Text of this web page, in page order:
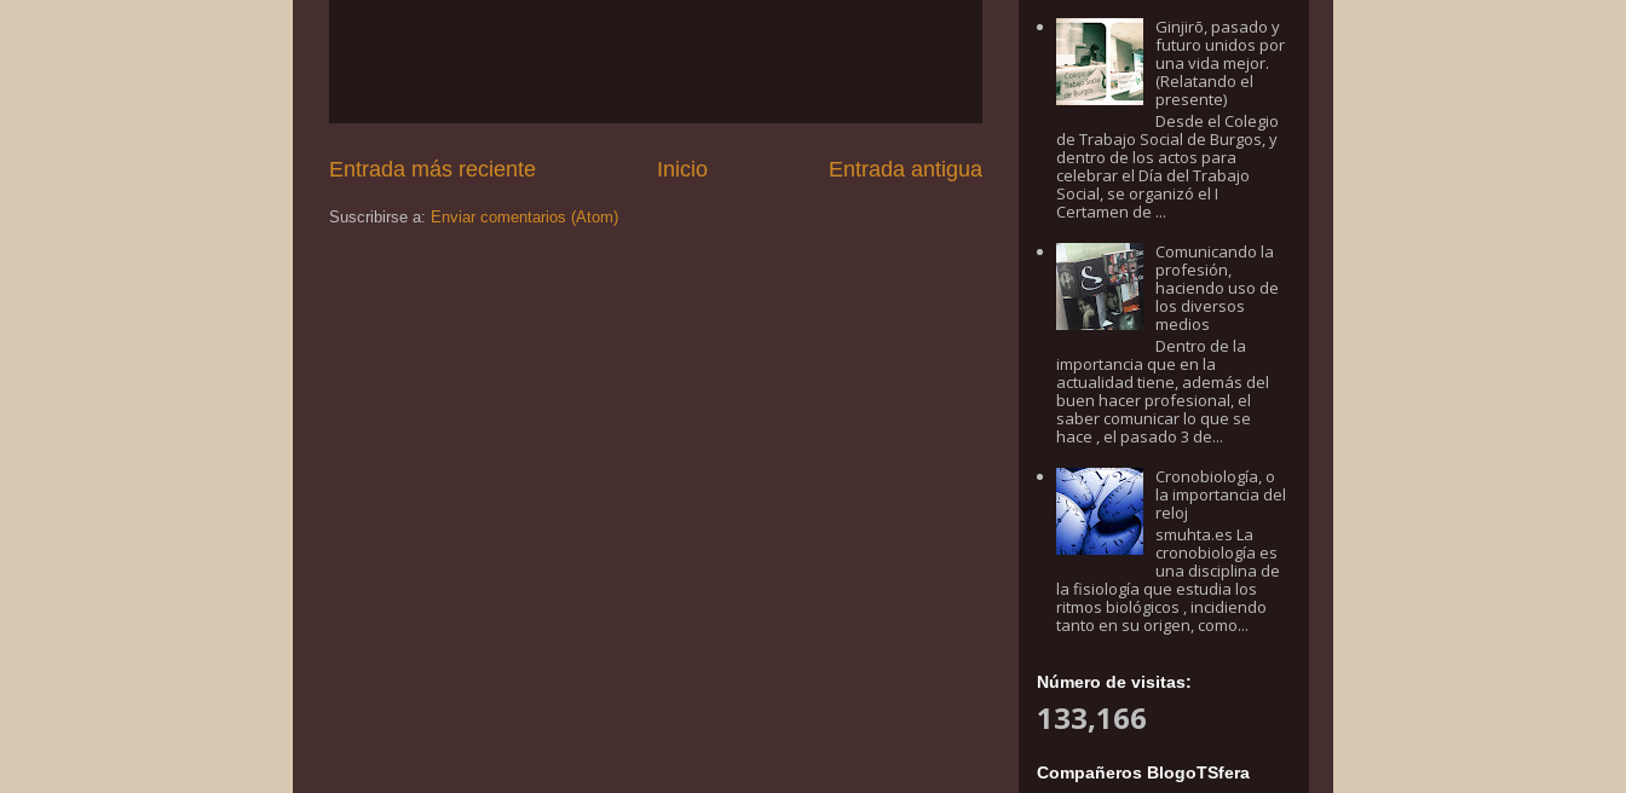
Entrada más reciente Entrada antigua
Inicio
Suscribirse a: Enviar comentarios (Atom)
Ginjirō, pasado y
futuro unidos por
una vida mejor.
(Relatando el
presente)
Desde el Colegio
de Trabajo Social de Burgos, y
dentro de los actos para
celebrar el Día del Trabajo
Social, se organizó el I
Certamen de ...
Comunicando la
profesión,
haciendo uso de
los diversos
medios
Dentro de la
importancia que en la
actualidad tiene, además del
buen hacer profesional, el
saber comunicar lo que se
hace , el pasado 3 de...
Cronobiología, o
la importancia del
reloj
smuhta.es La
cronobiología es
una disciplina de
la fisiología que estudia los
ritmos biológicos , incidiendo
tanto en su origen, como...
Número de visitas:
133,166
Compañeros BlogoTSfera